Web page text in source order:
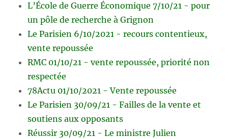
L’École de Guerre Économique 7/10/21 - pour
un pôle de recherche à Grignon
Le Parisien 6/10/2021 - recours contentieux,
vente repoussée
RMC 01/10/21 - vente repoussée, priorité non
respectée
78Actu 01/10/2021 - Vente repoussée
Le Parisien 30/09/21 - Failles de la vente et
soutiens aux opposants
Réussir 30/09/21 - Le ministre Julien